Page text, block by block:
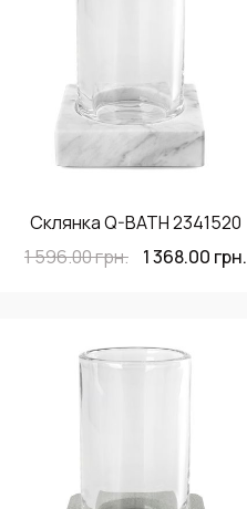
Склянка Q-BATH 2341520
1 596.00грн. 1 368.00 грн.